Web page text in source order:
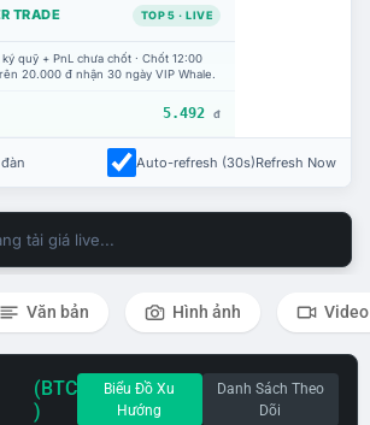
TRADE TOP 5 · LIVE
quỹ + PnL chưa chốt · Chốt 12:00
20.000 đ nhận 30 ngày VIP Whale.
5.492 đ
Auto-refresh (30s)Refresh Now
tải giá live...
Văn bản Hình ảnh Video
(BTC
)
Biểu Đồ Xu
Hướng
Danh Sách Theo
Dõi